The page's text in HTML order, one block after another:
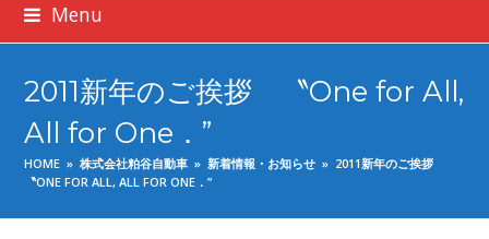
Menu
2011新年のご挨拶 〝One for All,
All for One．”
HOME » 株式会社粕谷自動車 » 新着情報・お知らせ » 2011新年のご挨拶
〝ONE FOR ALL, ALL FOR ONE．”